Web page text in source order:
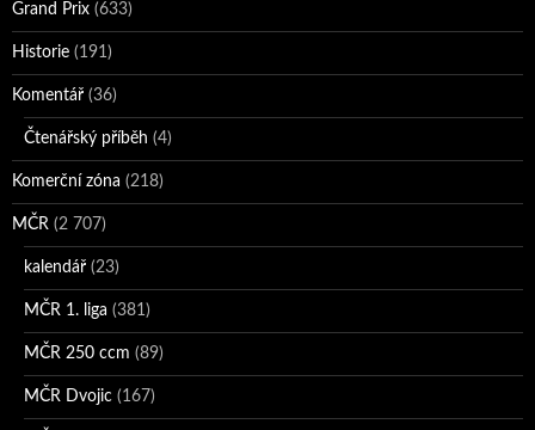
Grand Prix (633)
Historie (191)
Komentář (36)
Čtenářský příběh (4)
Komerční zóna (218)
MČR (2 707)
kalendář (23)
MČR 1. liga (381)
MČR 250 ccm (89)
MČR Dvojic (167)